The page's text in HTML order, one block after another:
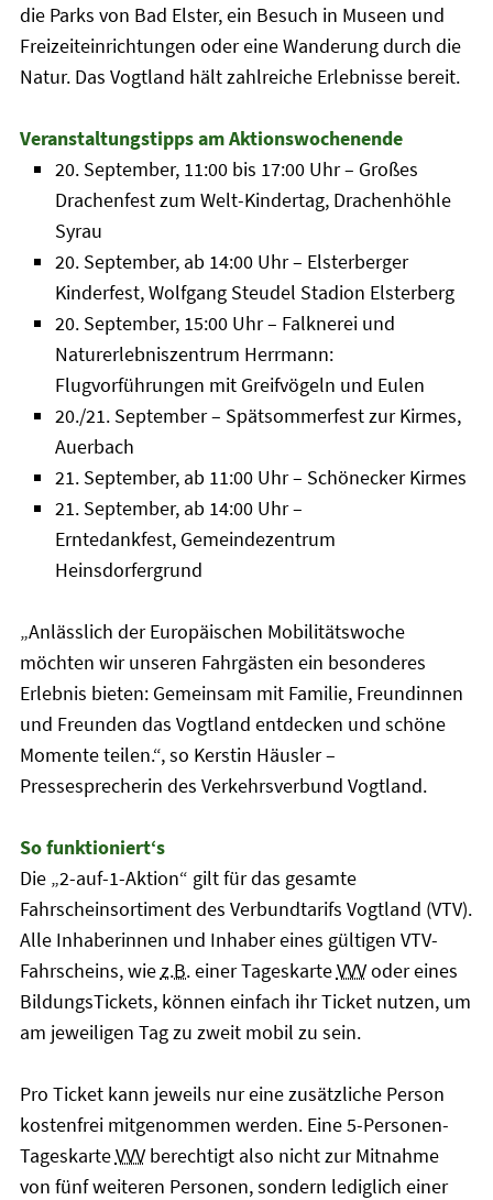
die Parks von Bad Elster, ein Besuch in Museen und
Freizeiteinrichtungen oder eine Wanderung durch die
Natur. Das Vogtland hält zahlreiche Erlebnisse bereit.
Veranstaltungstipps am Aktionswochenende
20. September, 11:00 bis 17:00 Uhr – Großes
Drachenfest zum Welt-Kindertag, Drachenhöhle
Syrau
20. September, ab 14:00 Uhr – Elsterberger
Kinderfest, Wolfgang Steudel Stadion Elsterberg
20. September, 15:00 Uhr – Falknerei und
Naturerlebniszentrum Herrmann:
Flugvorführungen mit Greifvögeln und Eulen
20./21. September – Spätsommerfest zur Kirmes,
Auerbach
21. September, ab 11:00 Uhr – Schönecker Kirmes
21. September, ab 14:00 Uhr –
Erntedankfest, Gemeindezentrum
Heinsdorfergrund
„Anlässlich der Europäischen Mobilitätswoche
möchten wir unseren Fahrgästen ein besonderes
Erlebnis bieten: Gemeinsam mit Familie, Freundinnen
und Freunden das Vogtland entdecken und schöne
Momente teilen.“, so Kerstin Häusler –
Pressesprecherin des Verkehrsverbund Vogtland.
So funktioniert‘s
Die „2-auf-1-Aktion“ gilt für das gesamte
Fahrscheinsortiment des Verbundtarifs Vogtland (VTV).
Alle Inhaberinnen und Inhaber eines gültigen VTV-
Fahrscheins, wiez.B.einer TageskarteVVVoder eines
BildungsTickets, können einfach ihr Ticket nutzen, um
am jeweiligen Tag zu zweit mobil zu sein.
Pro Ticket kann jeweils nur eine zusätzliche Person
kostenfrei mitgenommen werden. Eine 5-Personen-
TageskarteVVVberechtigt also nicht zur Mitnahme
von fünf weiteren Personen, sondern lediglich einer